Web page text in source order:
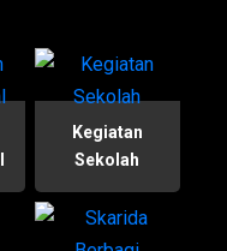
Kegiatan
Sekolah